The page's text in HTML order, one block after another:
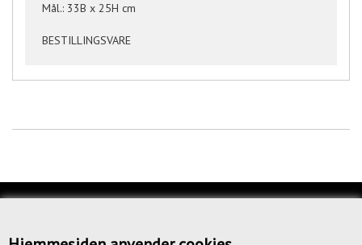
Mål.: 33B x 25H cm
BESTILLINGSVARE
OM OS